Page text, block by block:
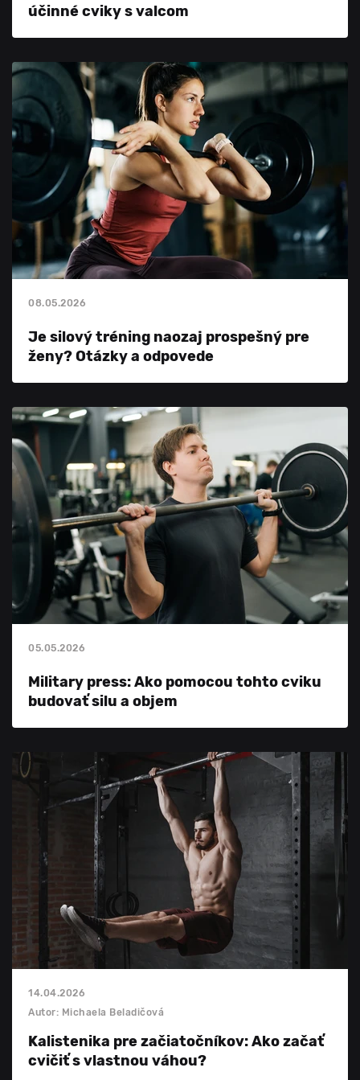
účinné cviky s valcom
08.05.2026
Je silový tréning naozaj prospešný pre
ženy? Otázky a odpovede
05.05.2026
Military press: Ako pomocou tohto cviku
budovať silu a objem
14.04.2026
Autor: Michaela Beladičová
Kalistenika pre začiatočníkov: Ako začať
cvičiť s vlastnou váhou?